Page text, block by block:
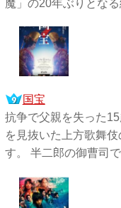
魔」の20年ぶりとな
国宝
抗争で父親を失った
を見抜いた上方歌舞
す。 半二郎の御曹司